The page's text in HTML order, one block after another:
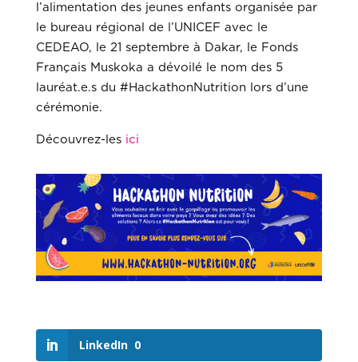
l’alimentation des jeunes enfants organisée par
le bureau régional de l’UNICEF avec le
CEDEAO, le 21 septembre à Dakar, le Fonds
Français Muskoka a dévoilé le nom des 5
lauréat.e.s du #HackathonNutrition lors d’une
cérémonie.
Découvrez-les ici
LinkedIn 0